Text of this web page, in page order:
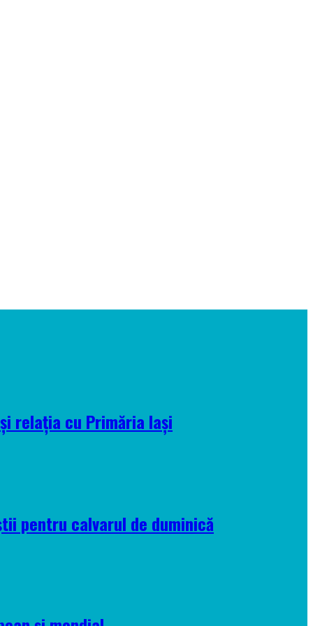
relația cu Primăria Iași
pentru calvarul de duminică